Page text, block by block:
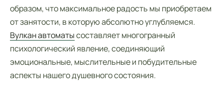
образом, что максимальное радость мы приобретаем
от занятости, в которую абсолютно углубляемся.
Вулкан автоматысоставляет многогранный
психологический явление, соединяющий
эмоциональные, мыслительные и побудительные
аспекты нашего душевного состояния.